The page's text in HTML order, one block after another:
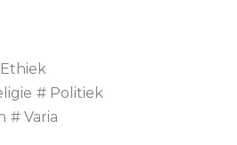
Politiek
Varia